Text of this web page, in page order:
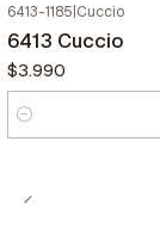
6413-1185 Cuccio
6413 Cuccio
$3.990
Cantidad